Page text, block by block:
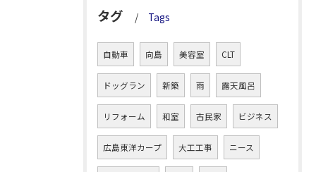
タグ Tags
自動車 向島 美容室 CLT
ドッグラン 新築 雨 露天風呂
リフォーム 和室 古民家 ビジネス
広島東洋カープ 大工工事 ニース